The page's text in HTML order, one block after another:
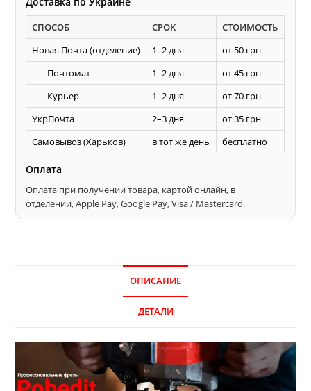
h30
СПОСОБ СРОК
СТОИМОСТЬ
Новая Почта (отделение)
1–2 дня
от 50 грн
– Почтомат
1–2 дня
от 45 грн
– Курьер
1–2 дня
от 70 грн
УкрПочта
2–3 дня
от 35 грн
Самовывоз (Харьков)
в тот же день бесплатно
Оплата
Оплата при получении товара, картой онлайн, в
отделении, Apple Pay, Google Pay, Visa / Mastercard.
ОПИСАНИЕ
ДЕТАЛИ